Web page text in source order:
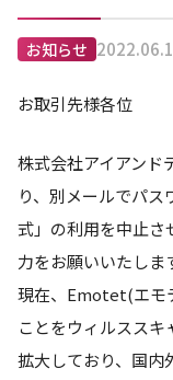
お知らせ
お取引先様各位
株式会社アイアンド
り、別メールでパ
式」の利用を中止さ
力をお願いいたしま
現在、Emotet(エモ
ことをウィルスス
拡大しており、国内